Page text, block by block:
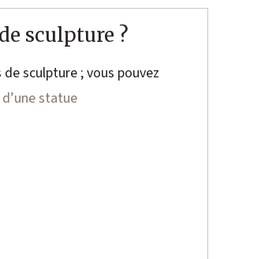
sculpture ?
sculpture ; vous pouvez
statue